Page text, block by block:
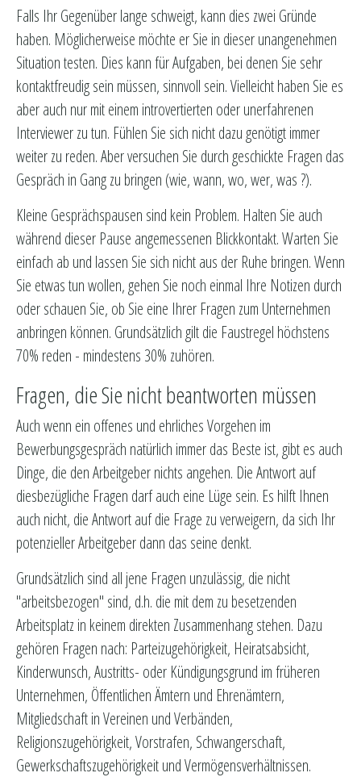
Falls Ihr Gegenüber lange schweigt, kann dies zwei Gründe
haben. Möglicherweise möchte er Sie in dieser unangenehmen
Situation testen. Dies kann für Aufgaben, bei denen Sie sehr
kontaktfreudig sein müssen, sinnvoll sein. Vielleicht haben Sie es
aber auch nur mit einem introvertierten oder unerfahrenen
Interviewer zu tun. Fühlen Sie sich nicht dazu genötigt immer
weiter zu reden. Aber versuchen Sie durch geschickte Fragen das
Gespräch in Gang zu bringen (wie, wann, wo, wer, was ?).
Kleine Gesprächspausen sind kein Problem. Halten Sie auch
während dieser Pause angemessenen Blickkontakt. Warten Sie
einfach ab und lassen Sie sich nicht aus der Ruhe bringen. Wenn
Sie etwas tun wollen, gehen Sie noch einmal Ihre Notizen durch
oder schauen Sie, ob Sie eine Ihrer Fragen zum Unternehmen
anbringen können. Grundsätzlich gilt die Faustregel höchstens
70% reden - mindestens 30% zuhören.
Fragen, die Sie nicht beantworten müssen
Auch wenn ein offenes und ehrliches Vorgehen im
Bewerbungsgespräch natürlich immer das Beste ist, gibt es auch
Dinge, die den Arbeitgeber nichts angehen. Die Antwort auf
diesbezügliche Fragen darf auch eine Lüge sein. Es hilft Ihnen
auch nicht, die Antwort auf die Frage zu verweigern, da sich Ihr
potenzieller Arbeitgeber dann das seine denkt.
Grundsätzlich sind all jene Fragen unzulässig, die nicht
"arbeitsbezogen" sind, d.h. die mit dem zu besetzenden
Arbeitsplatz in keinem direkten Zusammenhang stehen. Dazu
gehören Fragen nach: Parteizugehörigkeit, Heiratsabsicht,
Kinderwunsch, Austritts- oder Kündigungsgrund im früheren
Unternehmen, Öffentlichen Ämtern und Ehrenämtern,
Mitgliedschaft in Vereinen und Verbänden,
Religionszugehörigkeit, Vorstrafen, Schwangerschaft,
Gewerkschaftszugehörigkeit und Vermögensverhältnissen.